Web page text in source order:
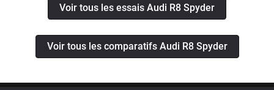
Voir tous les essais Audi R8 Spyder
Voir tous les comparatifs Audi R8 Spyder